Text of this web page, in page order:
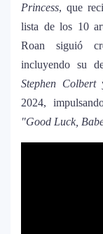
12
logra
Princess, que
lista de los 10
Roan siguió
incluyendo su
Stephen Colberty
2024,
"Good Luck,